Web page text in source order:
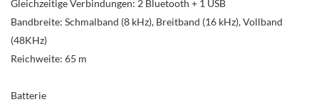
Gleichzeitige Verbindungen: 2 Bluetooth + 1 USB
Bandbreite: Schmalband (8 kHz), Breitband (16 kHz), Vollband
(48KHz)
Reichweite: 65 m
Batterie